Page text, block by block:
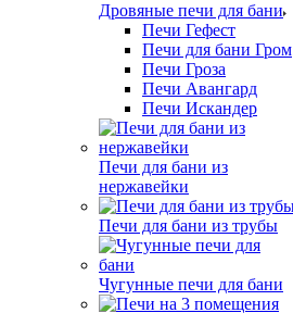
Дровяные печи для бани
Печи Гефест
Печи для бани Гром
Печи Гроза
Печи Авангард
Печи Искандер
Печи для бани из
нержавейки
Печи для бани из трубы
Чугунные печи для бани